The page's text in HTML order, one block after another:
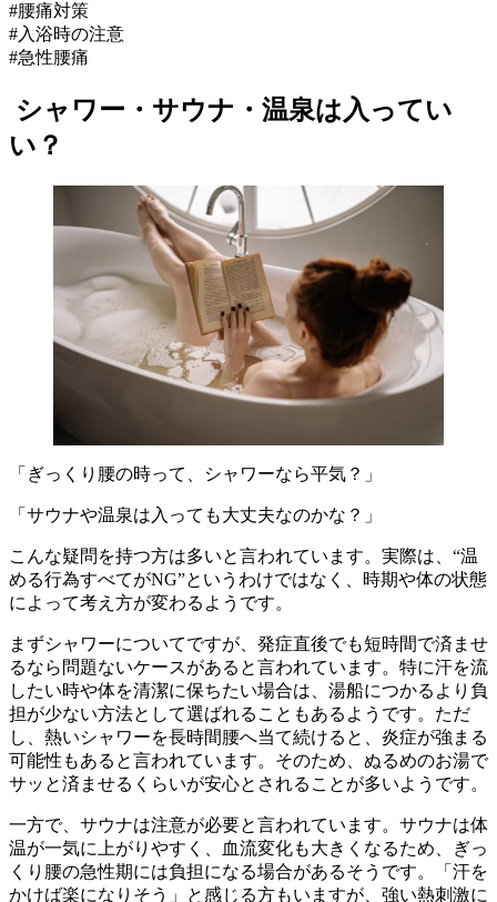
#腰痛対策
#入浴時の注意
#急性腰痛
シャワー・サウナ・温泉は入ってい
い？
「ぎっくり腰の時って、シャワーなら平気？」
「サウナや温泉は入っても大丈夫なのかな？」
こんな疑問を持つ方は多いと言われています。実際は、“温
める行為すべてがNG”というわけではなく、時期や体の状態
によって考え方が変わるようです。
まずシャワーについてですが、発症直後でも短時間で済ませ
るなら問題ないケースがあると言われています。特に汗を流
したい時や体を清潔に保ちたい場合は、湯船につかるより負
担が少ない方法として選ばれることもあるようです。ただ
し、熱いシャワーを長時間腰へ当て続けると、炎症が強まる
可能性もあると言われています。そのため、ぬるめのお湯で
サッと済ませるくらいが安心とされることが多いようです。
一方で、サウナは注意が必要と言われています。サウナは体
温が一気に上がりやすく、血流変化も大きくなるため、ぎっ
くり腰の急性期には負担になる場合があるそうです。「汗を
かけば楽になりそう」と感じる方もいますが、強い熱刺激に